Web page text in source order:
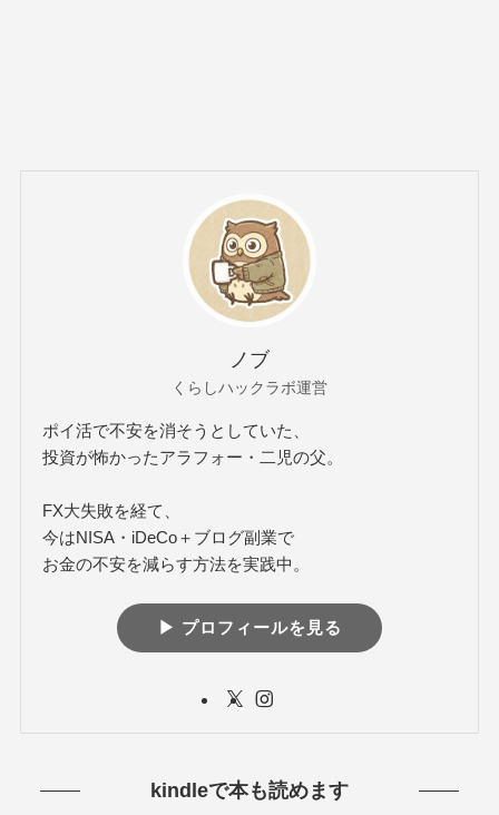
ノブ
くらしハックラボ運営
ポイ活で不安を消そうとしていた、
投資が怖かったアラフォー・二児の父。
FX大失敗を経て、
今はNISA・iDeCo＋ブログ副業で
お金の不安を減らす方法を実践中。
▶︎ プロフィールを見る
kindleで本も読めます